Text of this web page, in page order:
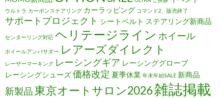
ウルトラ カーボンステアリング カーラッピング コマンド2、販売終了
サポートプロジェクト シートベルト ステアリング新商品
センターリング対応 ヘリテージライン ホイール
ホイールアンバサダー レアーズダイレクト
レーザーマーキング レーシングギア レーシンググローブ
レーシングシューズ価格改定 夏季休業 年末年始SALE 新商品
新製品 東京オートサロン2026雑誌掲載